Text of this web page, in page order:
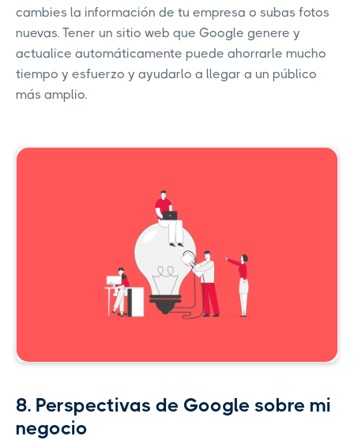
cambies la información de tu empresa o subas fotos
nuevas. Tener un sitio web que Google genere y
actualice automáticamente puede ahorrarle mucho
tiempo y esfuerzo y ayudarlo a llegar a un público
más amplio.
8. Perspectivas de Google sobre mi
negocio